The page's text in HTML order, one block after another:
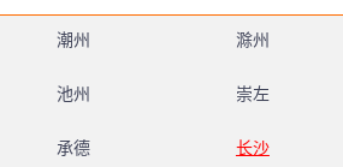
潮州 滁州
池州 崇左
承德 长沙